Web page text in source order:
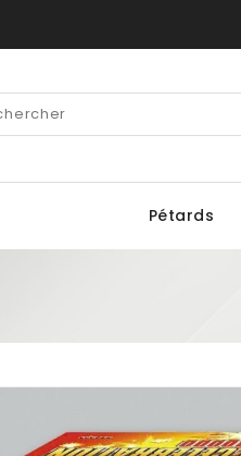
Pétards